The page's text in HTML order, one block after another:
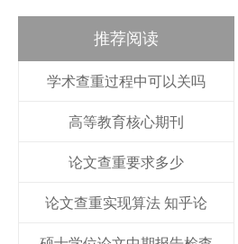
推荐阅读
学术查重过程中可以关吗
高等教育核心期刊
论文查重要求多少
论文查重实现算法 知乎论